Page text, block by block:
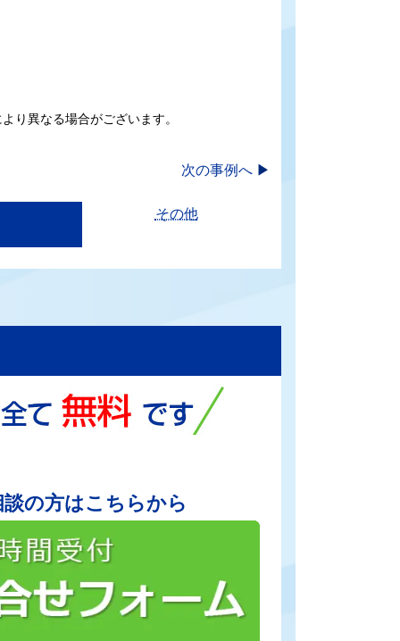
り異なる場合がございます。
次の事例へ ▶
その他
の方はこちらから